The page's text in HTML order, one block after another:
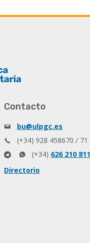
Contacto
bu@ulpgc.es
(+34) 928 458670 / 71
(+34) 626 210 811
Directorio